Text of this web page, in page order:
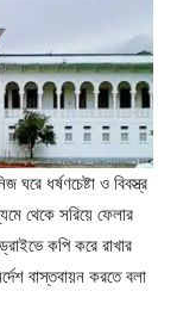
ঘরে ধর্ষণচেষ্টা ও বিবস্ত্র
থেকে সরিয়ে ফেলার
কপি করে রাখার
বাস্তবায়ন করতে বলা